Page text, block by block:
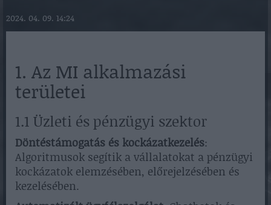
2024. 04. 09. 14:24
1. Az MI alkalmazási
területei
1.1 Üzleti és pénzügyi szektor
Döntéstámogatás és kockázatkezelés:
Algoritmusok segítik a vállalatokat a pénzügyi
kockázatok elemzésében, előrejelzésében és
kezelésében.